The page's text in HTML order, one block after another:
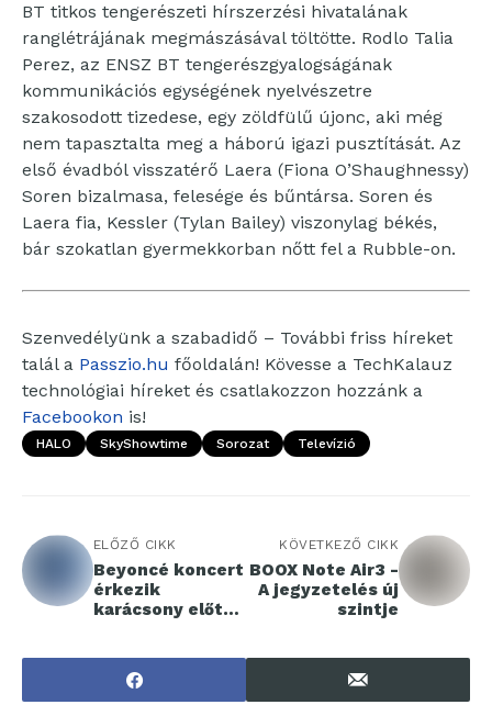
BT titkos tengerészeti hírszerzési hivatalának
ranglétrájának megmászásával töltötte. Rodlo Talia
Perez, az ENSZ BT tengerészgyalogságának
kommunikációs egységének nyelvészetre
szakosodott tizedese, egy zöldfülű újonc, aki még
nem tapasztalta meg a háború igazi pusztítását. Az
első évadból visszatérő Laera (Fiona O’Shaughnessy)
Soren bizalmasa, felesége és bűntársa. Soren és
Laera fia, Kessler (Tylan Bailey) viszonylag békés,
bár szokatlan gyermekkorban nőtt fel a Rubble-on.
Szenvedélyünk a szabadidő – További friss híreket
talál a Passzio.hu főoldalán! Kövesse a TechKalauz
technológiai híreket és csatlakozzon hozzánk a
Facebookon is!
HALO SkyShowtime Sorozat Televízió
ELŐZŐ CIKK
Beyoncé koncert
érkezik
karácsony előtt
KÖVETKEZŐ CIKK
BOOX Note Air3 -
A jegyzetelés új
szintje